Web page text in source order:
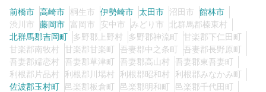
ネイリスト エステティシャン
講師・インストラクター 営業・販売スタッフ・その他
雇用形態
前橋市 高崎市 桐生市 伊勢崎市 太田市 沼田市
館林市
渋川市
藤岡市 富岡市 安中市 みどり市
北群馬郡榛東村
北群馬郡吉岡町
多野郡上野村 多野郡神流町
甘楽郡下仁田町
甘楽郡南牧村
甘楽郡甘楽町 吾妻郡中之条町
吾妻郡長野原町
吾妻郡嬬恋村
吾妻郡草津町 吾妻郡高山村
吾妻郡東吾妻町
利根郡片品村
利根郡川場村 利根郡昭和村
利根郡みなかみ町
佐波郡玉村町
邑楽郡板倉町 邑楽郡明和町
邑楽郡千代田町